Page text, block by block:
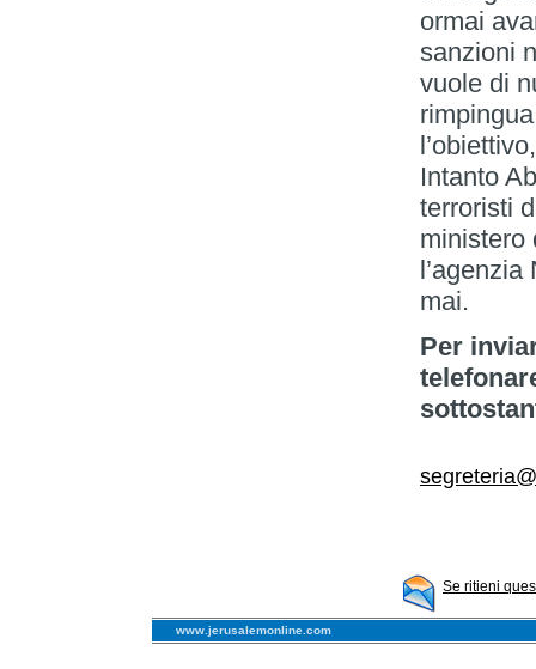
ormai
sanzioni
vuole di
Intanto
terroristi
ministero
mai.
Per
Se ritieni
www.jerusalemonline.com